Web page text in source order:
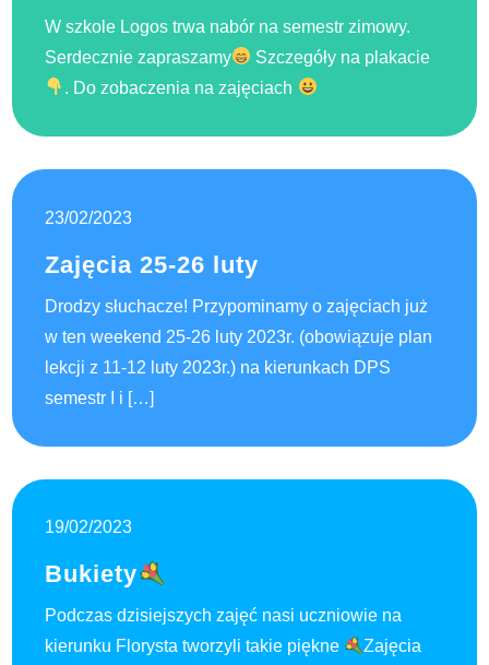
W szkole Logos trwa nabór na semestr zimowy.
Serdecznie zapraszamy
Szczegóły na plakacie
. Do zobaczenia na zajęciach
23/02/2023
Zajęcia 25-26 luty
Drodzy słuchacze! Przypominamy o zajęciach już
w ten weekend 25-26 luty 2023r. (obowiązuje plan
lekcji z 11-12 luty 2023r.) na kierunkach DPS
semestr I i […]
19/02/2023
Bukiety
Podczas dzisiejszych zajęć nasi uczniowie na
kierunku Florysta tworzyli takie piękne
Zajęcia